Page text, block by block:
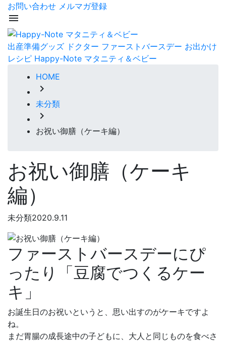
お問い合わせ メルマガ登録
menu
出産準備グッズ ドクター ファーストバースデー お出かけ
レシピ Happy-Note マタニティ＆ベビー
HOME
chevron_right
未分類
chevron_right
お祝い御膳（ケーキ編）
お祝い御膳（ケーキ
編）
未分類2020.9.11
ファーストバースデーにぴ
ったり「豆腐でつくるケー
キ」
お誕生日のお祝いというと、思い出すのがケーキですよ
ね。
まだ胃腸の成長途中の子どもに、大人と同じものを食べさ